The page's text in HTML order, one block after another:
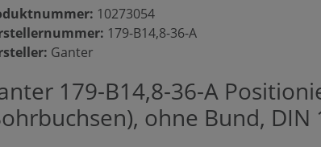
10273054
179-B14,8-36-A
Ganter
179-B14,8-36-A
ohne Bund, DIN